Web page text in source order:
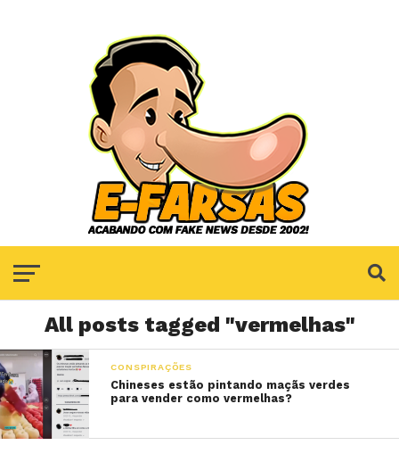
All posts tagged "vermelhas"
CONSPIRAÇÕES
Chineses estão pintando maçãs verdes
para vender como vermelhas?